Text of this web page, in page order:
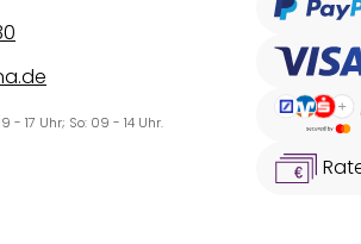
- 17 Uhr; So: 09 - 14 Uhr.